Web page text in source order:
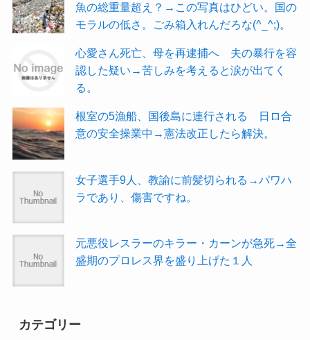
魚の総重量超え？→この写真はひどい。国の
モラルの低さ。ごみ箱入れんだろな(^_^;)。
心愛さん死亡、母を再逮捕へ 夫の暴行を容
認した疑い→苦しみを考えると涙が出てく
る。
根室の5漁船、国後島に連行される 日ロ合
意の安全操業中→憲法改正したら解決。
女子選手9人、教諭に前髪切られる→パワハ
ラであり、傷害ですね。
元悪役レスラーのキラー・カーンが急死→全
盛期のプロレス界を盛り上げた１人
カテゴリー